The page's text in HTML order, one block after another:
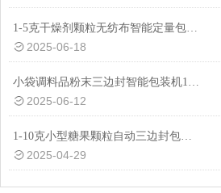
1-5克干燥剂颗粒无纺布智能定量包装机价格
2025-06-18
小袋调料品粉末三边封智能包装机1-50克
2025-06-12
1-10克小型糖果颗粒自动三边封包装机品牌
2025-04-29